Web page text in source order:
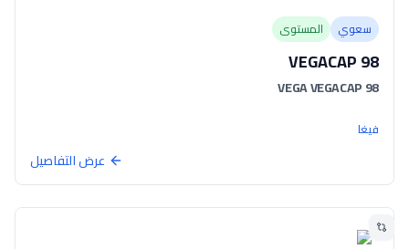
سعوي المستوى
VEGACAP 98
VEGA VEGACAP 98
فيغا
عرض التفاصيل